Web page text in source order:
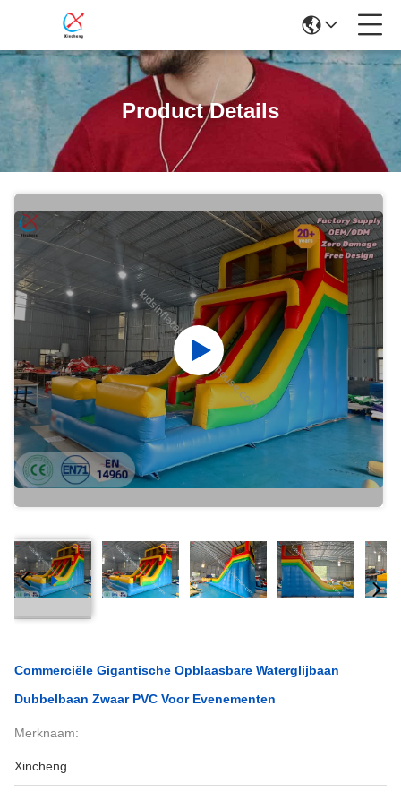
Product Details
Commerciële Gigantische Opblaasbare Waterglijbaan
Dubbelbaan Zwaar PVC Voor Evenementen
Merknaam:
Xincheng